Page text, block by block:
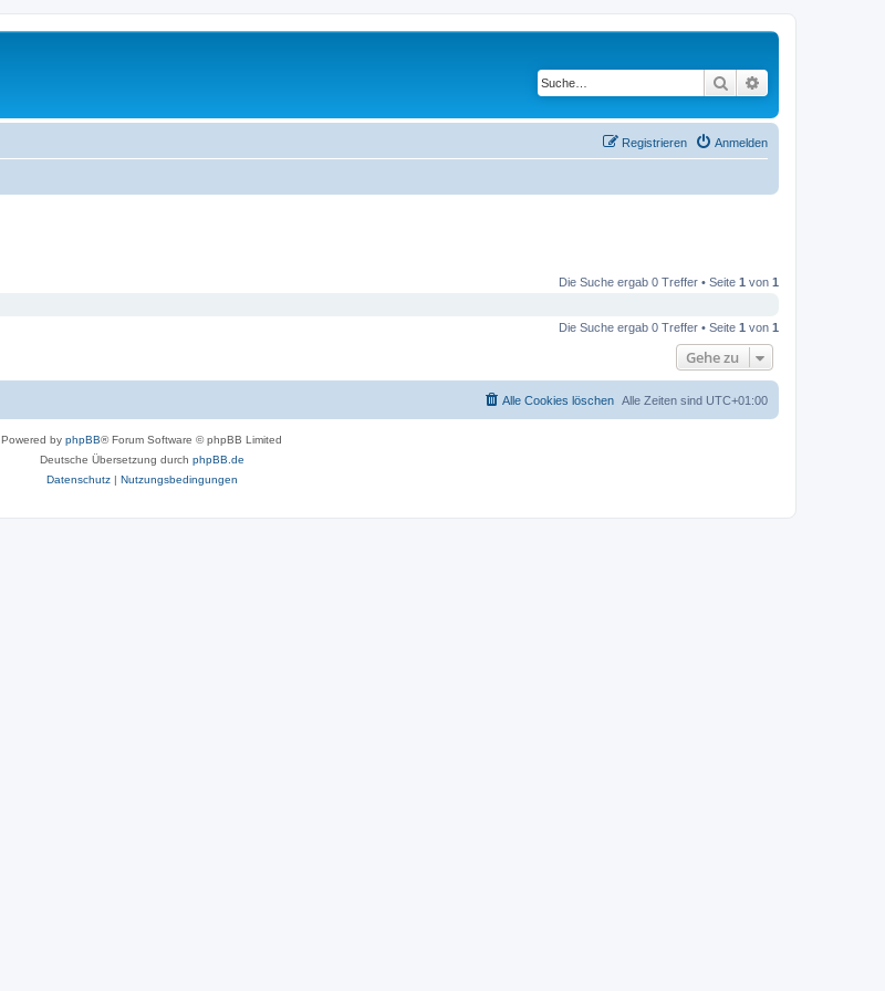
Suche
Anmelden
Registrieren
Die Suche ergab 0 Treffer • Seite 1 von 1
Die Suche ergab 0 Treffer • Seite 1 von 1
Gehe zu
Alle Zeiten sind UTC+01:00
Alle Cookies löschen
Powered by phpBB® Forum Software © phpBB Limited
Deutsche Übersetzung durch phpBB.de
Datenschutz| Nutzungsbedingungen